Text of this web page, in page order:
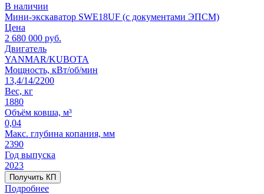
В наличии
Мини-экскаватор SWE18UF (с документами ЭПСМ)
Цена
2 680 000 руб.
Двигатель
YANMAR/KUBOTA
Мощность, кВт/об/мин
13,4/14/2200
Вес, кг
1880
Объём ковша, м³
0,04
Макс. глубина копания, мм
2390
Год выпуска
2023
Получить КП
Подробнее